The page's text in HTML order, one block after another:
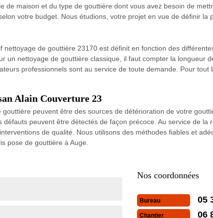
de maison et du type de gouttière dont vous avez besoin de
votre budget. Nous étudions, votre projet en vue de définir la
de gouttière 23170 est définit en fonction des
un nettoyage de gouttière classique, il faut compter la longueur
professionnels sont au service de toute demande. Pour
Alain Couverture 23
peuvent être des sources de détérioration de votre
défauts peuvent être détectés de façon précoce. Au service de
de qualité. Nous utilisons des méthodes fiables et
pose de gouttière à Auge.
Nos coordonnées
Bureau 05
Chantier 06